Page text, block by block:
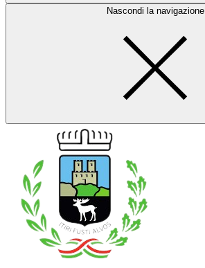
Nascondi la navigazione